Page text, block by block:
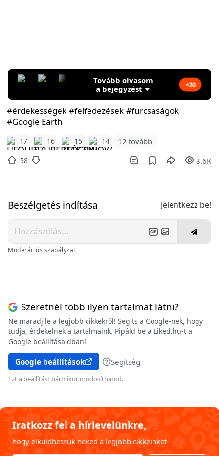
Tovább olvasom
a bejegyzést
+20
#érdekességek #felfedezések #furcsaságok
#Google Earth
17 16 15 14 12 további
58 8.6K
Beszélgetés indítása Jelentkezz be!
Moderációs szabályzat
Szeretnél több ilyen tartalmat látni?
Ne maradj le a legjobb cikkekről! Segíts a Google-nek, hogy
tudja, érdekelnek a tartalmaink. Pipáld be a Liked.hu-t a
Google beállításaidban!
Google beállítások Segítség
Ezt a beállítást bármikor módosíthatod.
Iratkozz fel a hírlevelünkre,
hogy elküldhessük neked a legjobb cikkeinket